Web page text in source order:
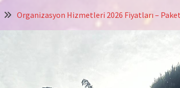
Organizasyon Hizmetleri 2026 Fiyatları –